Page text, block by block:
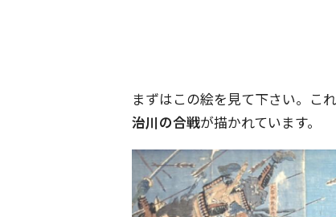
まずはこの絵を見て下さい。こ
治川の合戦が描かれています。